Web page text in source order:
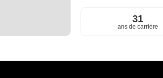
31
ans de carrière